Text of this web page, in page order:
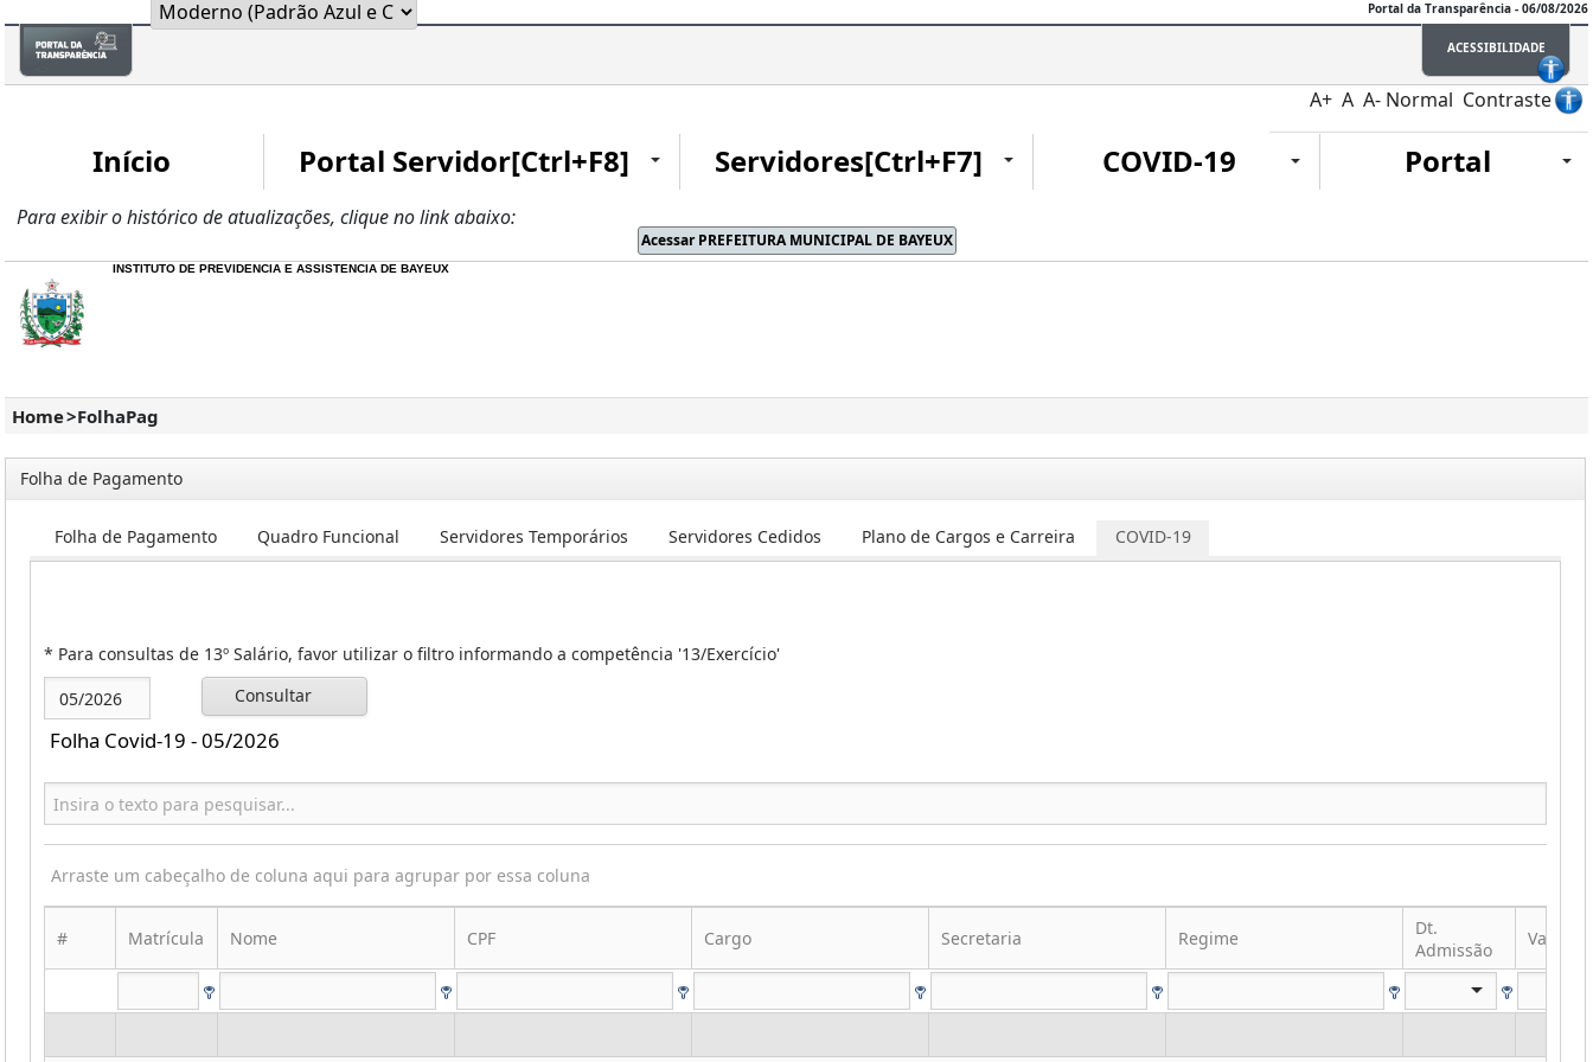
Portal da Transparência - 06/08/2026
ACESSIBILIDADE
A+ A A- Normal Contraste
Início Portal Servidor[Ctrl+F8] Servidores[Ctrl+F7] COVID-19 Portal
Para exibir o histórico de atualizações, clique no link abaixo:
INSTITUTO DE PREVIDENCIA E ASSISTENCIA DE BAYEUX
Home>FolhaPag
Folha de Pagamento
Folha de Pagamento Quadro Funcional Servidores Temporários Servidores Cedidos Plano de Cargos e Carreira COVID-19
* Para consultas de 13º Salário, favor utilizar o filtro informando a competência '13/Exercício'
Consultar
Folha Covid-19 - 05/2026
Arraste um cabeçalho de coluna aqui para agrupar por essa coluna
# Matrícula Nome CPF Cargo Secretaria Regime
Dt.
Admissão